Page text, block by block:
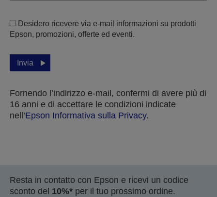
Desidero ricevere via e-mail informazioni su prodotti
Epson, promozioni, offerte ed eventi.
Invia
Fornendo l’indirizzo e-mail, confermi di avere più di
16 anni e di accettare le condizioni indicate
nell’Epson Informativa sulla Privacy.
Ti contatteremo entro i prossimi giorni lavorativi.
Resta in contatto con Epson e ricevi un codice
sconto del 10%* per il tuo prossimo ordine.